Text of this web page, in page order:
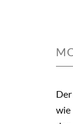
wie